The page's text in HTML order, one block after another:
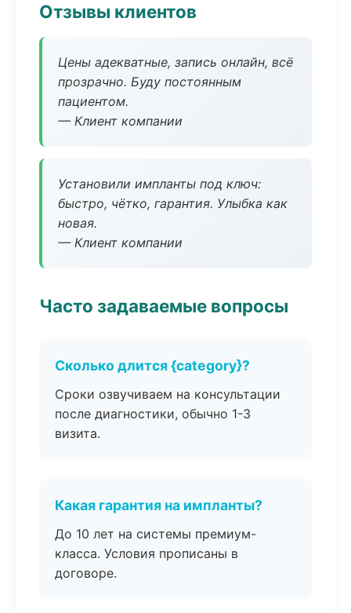
Отзывы клиентов
Цены адекватные, запись онлайн, всё
прозрачно. Буду постоянным
пациентом.
— Клиент компании
Установили импланты под ключ:
быстро, чётко, гарантия. Улыбка как
новая.
— Клиент компании
Часто задаваемые вопросы
Сколько длится {category}?
Сроки озвучиваем на консультации
после диагностики, обычно 1-3
визита.
Какая гарантия на импланты?
До 10 лет на системы премиум-
класса. Условия прописаны в
договоре.